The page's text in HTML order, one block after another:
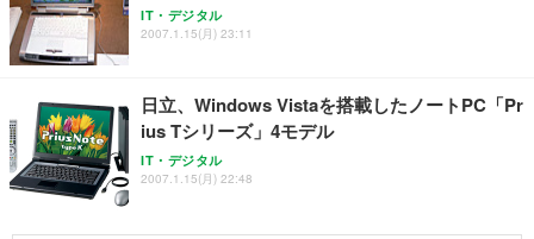
IT・デジタル
2007.1.15(月) 23:11
日立、Windows Vistaを搭載したノートPC「Pr
ius Tシリーズ」4モデル
IT・デジタル
2007.1.15(月) 22:48